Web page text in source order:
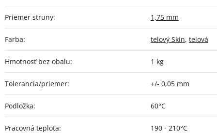
Priemer struny: 1,75 mm
Farba: telový Skin, telová
Hmotnosť bez obalu: 1 kg
Tolerancia/priemer: +/- 0,05 mm
Podložka: 60°C
Pracovná teplota: 190 - 210°C